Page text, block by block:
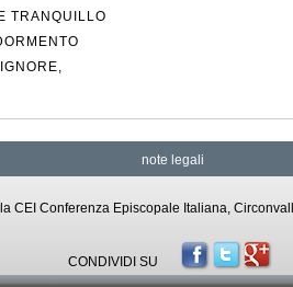
TRANQUILLO
note legali
CEI Conferenza Episcopale Italiana,
CONDIVIDI SU